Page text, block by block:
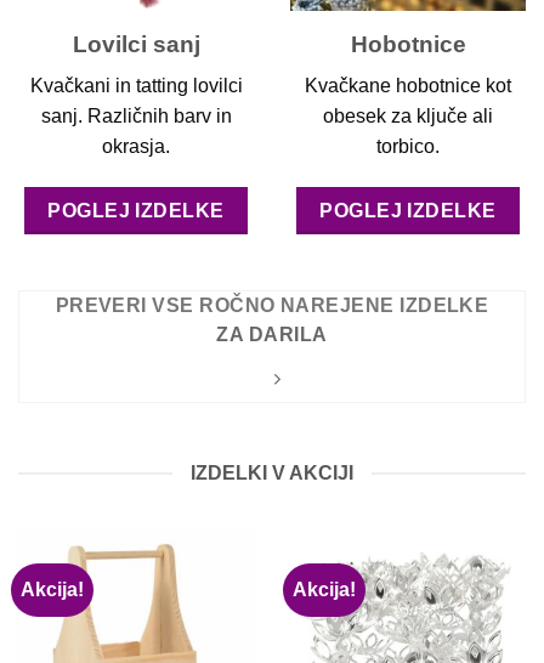
Lovilci sanj
Kvačkani in tatting lovilci
sanj. Različnih barv in
okrasja.
POGLEJ IZDELKE
Hobotnice
Kvačkane hobotnice kot
obesek za ključe ali
torbico.
POGLEJ IZDELKE
PREVERI VSE ROČNO NAREJENE IZDELKE
ZA DARILA
IZDELKI V AKCIJI
Akcija! Akcija!